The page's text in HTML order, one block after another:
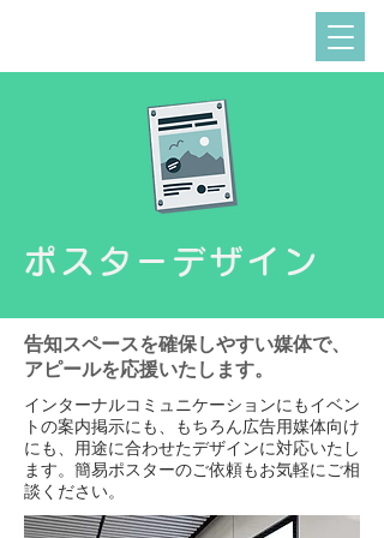
ポスターデザイン
告知スペースを確保しやすい媒体で、
アピールを応援いたします。
インターナルコミュニケーションにもイベン
トの案内掲示にも、もちろん広告用媒体向け
にも、用途に合わせたデザインに対応いたし
ます。簡易ポスターのご依頼もお気軽にご相
談ください。